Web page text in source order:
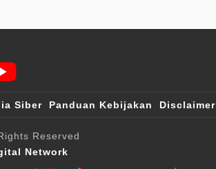
Siber Panduan Kebijakan Disclaimer
Reserved
Network